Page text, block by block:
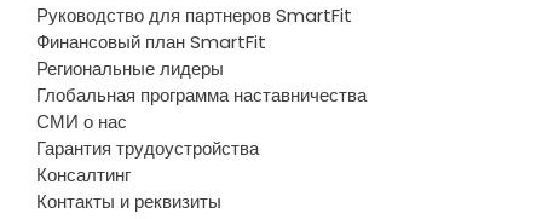
Руководство для партнеров SmartFit
Финансовый план SmartFit
Региональные лидеры
Глобальная программа наставничества
СМИ о нас
Гарантия трудоустройства
Консалтинг
Контакты и реквизиты